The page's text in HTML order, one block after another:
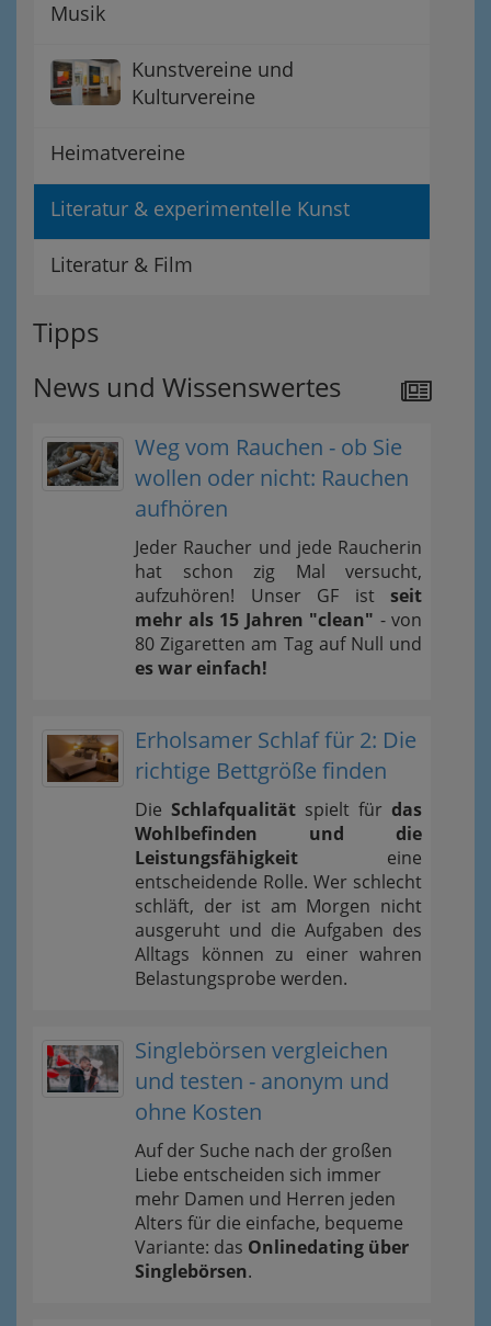
Musik
Kunstvereine und
Kulturvereine
Heimatvereine
Literatur & experimentelle Kunst
Literatur & Film
Tipps
News und Wissenswertes
Weg vom Rauchen - ob Sie
wollen oder nicht: Rauchen
aufhören
Jeder Raucher und jede Raucherin
hat schon zig Mal versucht,
aufzuhören! Unser GF ist seit
mehr als 15 Jahren "clean" - von
80 Zigaretten am Tag auf Null und
es war einfach!
Erholsamer Schlaf für 2: Die
richtige Bettgröße finden
Die Schlafqualität spielt für das
Wohlbefinden und die
Leistungsfähigkeit eine
entscheidende Rolle. Wer schlecht
schläft, der ist am Morgen nicht
ausgeruht und die Aufgaben des
Alltags können zu einer wahren
Belastungsprobe werden.
Singlebörsen vergleichen
und testen - anonym und
ohne Kosten
Auf der Suche nach der großen
Liebe entscheiden sich immer
mehr Damen und Herren jeden
Alters für die einfache, bequeme
Variante: das Onlinedating über
Singlebörsen.